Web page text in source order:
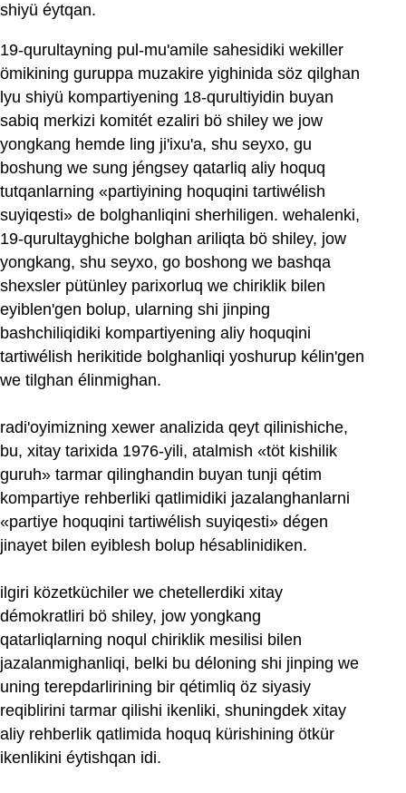
shiyü éytqan.
19-qurultayning pul-mu'amile sahesidiki wekiller
ömikining guruppa muzakire yighinida söz qilghan
lyu shiyü kompartiyening 18-qurultiyidin buyan
sabiq merkizi komitét ezaliri bö shiley we jow
yongkang hemde ling ji'ixu'a, shu seyxo, gu
boshung we sung jéngsey qatarliq aliy hoquq
tutqanlarning «partiyining hoquqini tartiwélish
suyiqesti» de bolghanliqini sherhiligen. wehalenki,
19-qurultayghiche bolghan ariliqta bö shiley, jow
yongkang, shu seyxo, go boshong we bashqa
shexsler pütünley parixorluq we chiriklik bilen
eyiblen'gen bolup, ularning shi jinping
bashchiliqidiki kompartiyening aliy hoquqini
tartiwélish herikitide bolghanliqi yoshurup kélin'gen
we tilghan élinmighan.
radi'oyimizning xewer analizida qeyt qilinishiche,
bu, xitay tarixida 1976-yili, atalmish «töt kishilik
guruh» tarmar qilinghandin buyan tunji qétim
kompartiye rehberliki qatlimidiki jazalanghanlarni
«partiye hoquqini tartiwélish suyiqesti» dégen
jinayet bilen eyiblesh bolup hésablinidiken.
ilgiri közetküchiler we chetellerdiki xitay
démokratliri bö shiley, jow yongkang
qatarliqlarning noqul chiriklik mesilisi bilen
jazalanmighanliqi, belki bu déloning shi jinping we
uning terepdarlirining bir qétimliq öz siyasiy
reqiblirini tarmar qilishi ikenliki, shuningdek xitay
aliy rehberlik qatlimida hoquq kürishining ötkür
ikenlikini éytishqan idi.